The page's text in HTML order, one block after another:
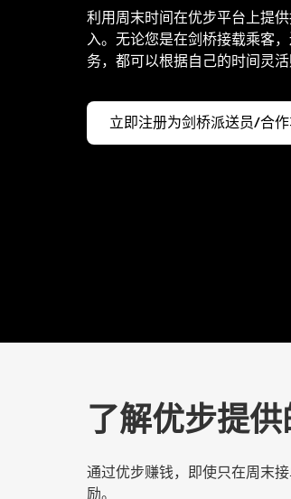
利用周末时间在优步平台上提
入。无论您是在剑桥接载乘客
务，都可以根据自己的时间灵活
立即注册为剑桥派送员/合
了解优步提
通过优步赚钱，即使只在周末
励。